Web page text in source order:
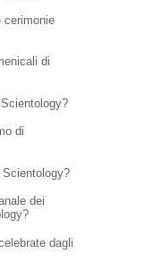
cerimonie
di
di
dei
dagli